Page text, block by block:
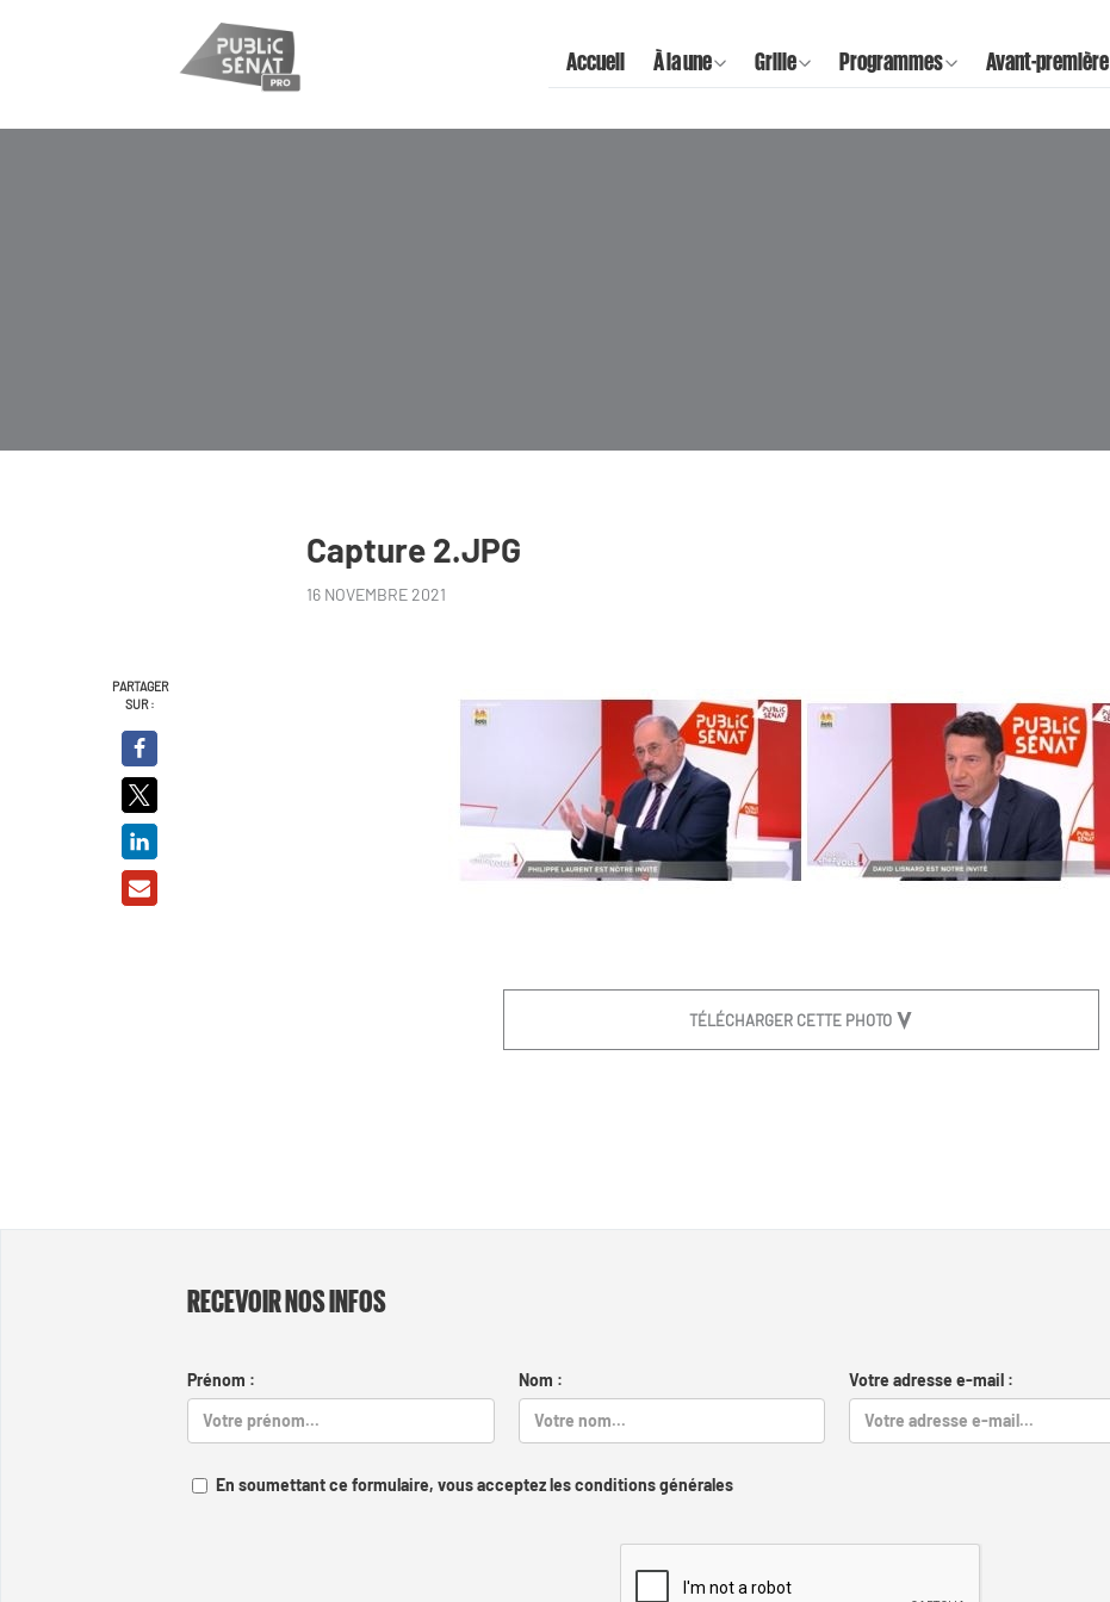
Accueil À la une Grille Programmes Avant-première
Capture 2.JPG
16 NOVEMBRE 2021
PARTAGER
SUR :
TÉLÉCHARGER CETTE PHOTO
RECEVOIR NOS INFOS
Prénom : Nom : Votre adresse e-mail :
En soumettant ce formulaire, vous acceptez les conditions générales